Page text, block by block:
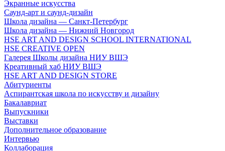
Экранные искусства
Саунд-арт и саунд-дизайн
Школа дизайна — Санкт-Петербург
Школа дизайна — Нижний Новгород
HSE ART AND DESIGN SCHOOL INTERNATIONAL
HSE CREATIVE OPEN
Галерея Школы дизайна НИУ ВШЭ
Креативный хаб НИУ ВШЭ
HSE ART AND DESIGN STORE
Абитуриенты
Аспирантская школа по искусству и дизайну
Бакалавриат
Выпускники
Выставки
Дополнительное образование
Интервью
Коллаборация